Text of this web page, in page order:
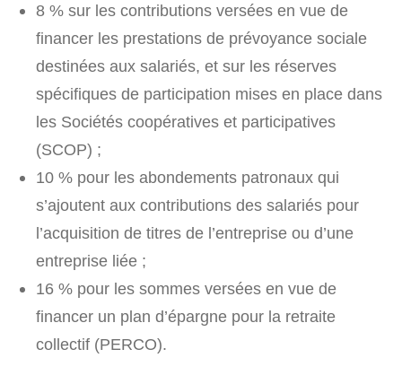
8 % sur les contributions versées en vue de
financer les prestations de prévoyance sociale
destinées aux salariés, et sur les réserves
spécifiques de participation mises en place dans
les Sociétés coopératives et participatives
(SCOP) ;
10 % pour les abondements patronaux qui
s’ajoutent aux contributions des salariés pour
l’acquisition de titres de l’entreprise ou d’une
entreprise liée ;
16 % pour les sommes versées en vue de
financer un plan d’épargne pour la retraite
collectif (PERCO).